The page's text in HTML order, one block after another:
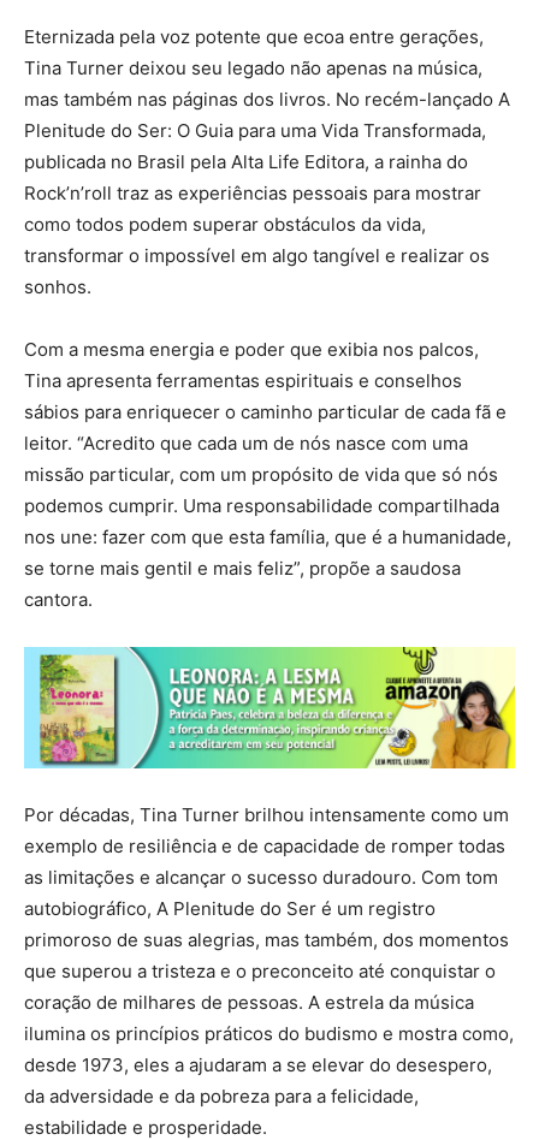
Eternizada pela voz potente que ecoa entre gerações,
Tina Turner deixou seu legado não apenas na música,
mas também nas páginas dos livros. No recém-lançado A
Plenitude do Ser: O Guia para uma Vida Transformada,
publicada no Brasil pela Alta Life Editora, a rainha do
Rock’n’roll traz as experiências pessoais para mostrar
como todos podem superar obstáculos da vida,
transformar o impossível em algo tangível e realizar os
sonhos.
Com a mesma energia e poder que exibia nos palcos,
Tina apresenta ferramentas espirituais e conselhos
sábios para enriquecer o caminho particular de cada fã e
leitor. “Acredito que cada um de nós nasce com uma
missão particular, com um propósito de vida que só nós
podemos cumprir. Uma responsabilidade compartilhada
nos une: fazer com que esta família, que é a humanidade,
se torne mais gentil e mais feliz”, propõe a saudosa
cantora.
Por décadas, Tina Turner brilhou intensamente como um
exemplo de resiliência e de capacidade de romper todas
as limitações e alcançar o sucesso duradouro. Com tom
autobiográfico, A Plenitude do Ser é um registro
primoroso de suas alegrias, mas também, dos momentos
que superou a tristeza e o preconceito até conquistar o
coração de milhares de pessoas. A estrela da música
ilumina os princípios práticos do budismo e mostra como,
desde 1973, eles a ajudaram a se elevar do desespero,
da adversidade e da pobreza para a felicidade,
estabilidade e prosperidade.